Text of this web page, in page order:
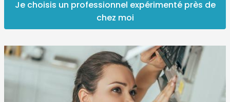
Je choisis un professionnel expérimenté près de
chez moi